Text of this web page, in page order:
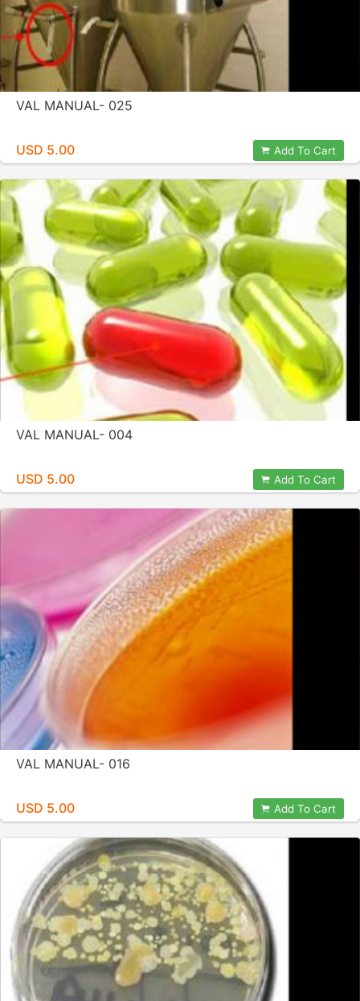
VAL MANUAL- 025
USD 5.00 Add To Cart
VAL MANUAL- 004
USD 5.00 Add To Cart
VAL MANUAL- 016
USD 5.00 Add To Cart